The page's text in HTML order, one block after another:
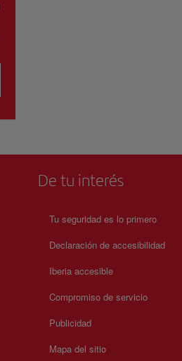
De tu interés
Tu seguridad es lo primero
Declaración de accesibilidad
Iberia accesible
Compromiso de servicio
Publicidad
Mapa del sitio